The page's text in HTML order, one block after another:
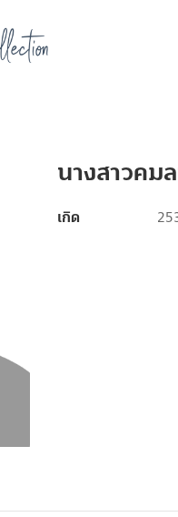
นางสาวค
เกิด